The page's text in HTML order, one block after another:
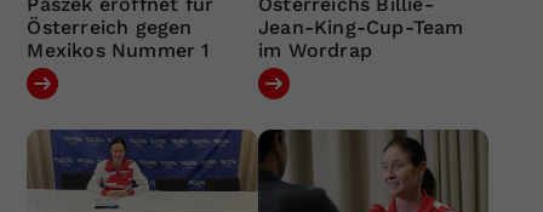
Österreich gegen
Mexikos Nummer 1
Jean-King-Cup-Team
im Wordrap